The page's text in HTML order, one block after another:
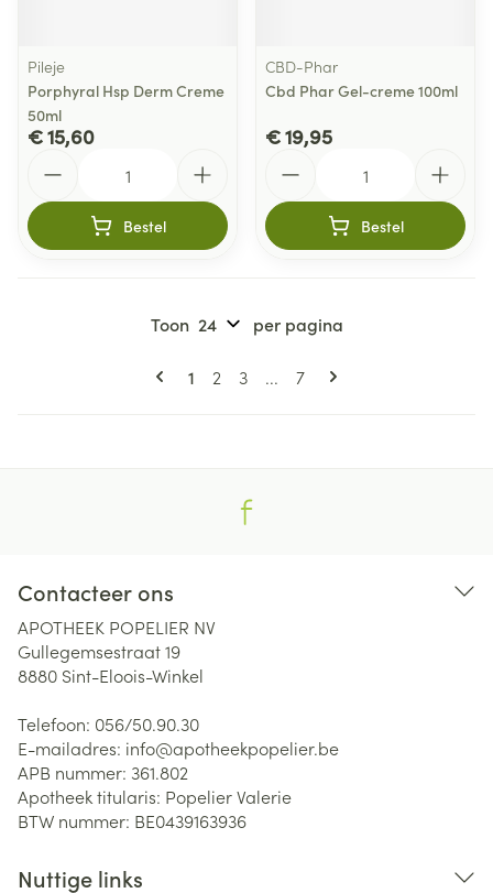
Pileje
Porphyral Hsp Derm Creme
50ml
€ 15,60
Bestel
CBD-Phar
Cbd Phar Gel-creme 100ml
€ 19,95
Bestel
Pagina's
U lees momenteel pagina
1 Pagina
2 Pagina
3 ... Pagina
7
Toon per pagina
Contacteer ons
APOTHEEK POPELIER NV
Gullegemsestraat 19
8880 Sint-Eloois-Winkel
Telefoon: 056/50.90.30
E-mailadres: info@apotheekpopelier.be
APB nummer: 361.802
Apotheek titularis: Popelier Valerie
BTW nummer: BE0439163936
Nuttige links